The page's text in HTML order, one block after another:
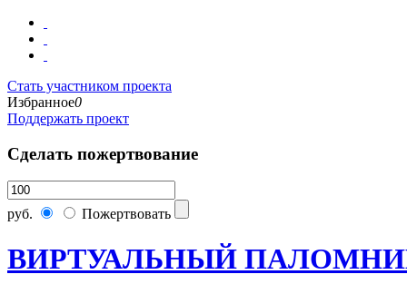
Стать участником проекта
Избранное0
Поддержать проект
Сделать пожертвование
руб. Пожертвовать
ВИРТУАЛЬНЫЙ